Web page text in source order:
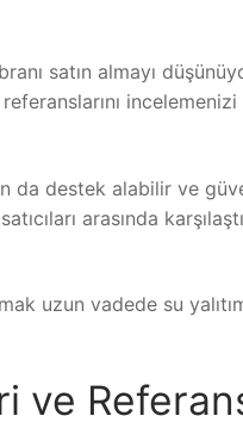
satın almayı
da destek alabilir ve
arasında
uzun vadede su
ve